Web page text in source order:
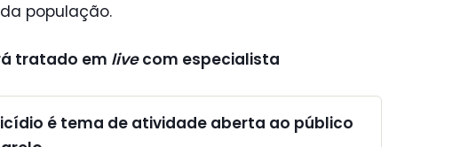
população.
tratado em livecom especialista
é tema de atividade aberta ao público